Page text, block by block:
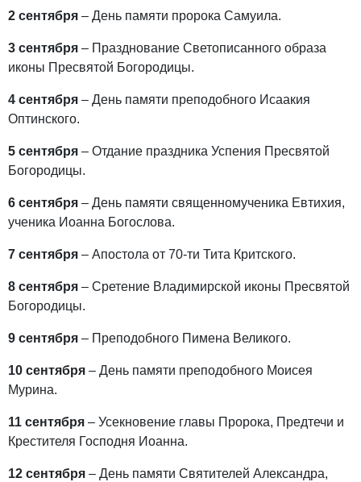
2 сентября – День памяти пророка Самуила.
3 сентября – Празднование Светописанного образа
иконы Пресвятой Богородицы.
4 сентября – День памяти преподобного Исаакия
Оптинского.
5 сентября – Отдание праздника Успения Пресвятой
Богородицы.
6 сентября – День памяти священномученика Евтихия,
ученика Иоанна Богослова.
7 сентября – Апостола от 70-ти Тита Критского.
8 сентября – Сретение Владимирской иконы Пресвятой
Богородицы.
9 сентября – Преподобного Пимена Великого.
10 сентября – День памяти преподобного Моисея
Мурина.
11 сентября – Усекновение главы Пророка, Предтечи и
Крестителя Господня Иоанна.
12 сентября – День памяти Святителей Александра,